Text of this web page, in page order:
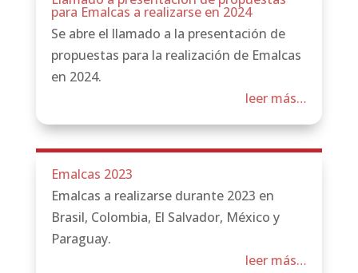
para Emalcas a realizarse en 2024
Se abre el llamado a la presentación de
propuestas para la realización de Emalcas
en 2024.
leer más…
Emalcas 2023
Emalcas a realizarse durante 2023 en
Brasil, Colombia, El Salvador, México y
Paraguay.
leer más…